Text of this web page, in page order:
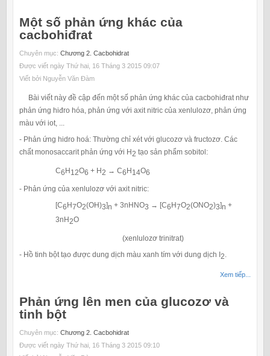
Một số phản ứng khác của
cacbohiđrat
Chuyên mục: Chương 2. Cacbohidrat
Được viết ngày Thứ hai, 16 Tháng 3 2015 09:07
Viết bởi Nguyễn Văn Đàm
Bài viết này đề cập đến một số phản ứng khác của cacbohiđrat như
phản ứng hiđro hóa, phản ứng với axit nitric của xenlulozơ, phản ứng
màu với iot, ...
- Phản ứng hidro hoá: Thường chỉ xét với glucozơ và fructozơ. Các
chất monosaccarit phản ứng với H2 tạo sản phẩm sobitol:
C6H12O6 + H2 → C6H14O6
- Phản ứng của xenlulozơ với axit nitric:
[C6 H7O2(OH)3]n + 3nHNO3 → [C6 H7O2(ONO2)3]n +
3nH2O
(xenlulozơ trinitrat)
- Hồ tinh bột tạo được dung dịch màu xanh tím với dung dịch I2
Xem tiếp...
Phản ứng lên men của glucozơ và
tinh bột
Chuyên mục: Chương 2. Cacbohidrat
Được viết ngày Thứ hai, 16 Tháng 3 2015 09:10